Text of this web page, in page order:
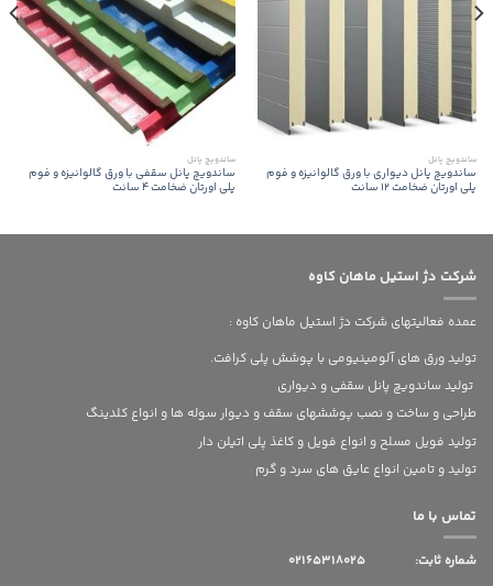
ساندویچ پانل
ساندویچ پانل دیواری با ورق گالوانیزه و فوم
پلی اورتان ضخامت 12 سانت
ساندویچ پانل
ساندویچ پانل سقفی با ورق گالوانیزه و فوم
پلی اورتان ضخامت 4 سانت
شرکت دژ استیل ماهان کاوه
عمده فعالیتهای شرکت دژ استیل ماهان کاوه :
تولید ورق های آلومینیومی با پوشش پلی کرافت.
تولید ساندویچ پانل سقفی و دیواری
طراحی و ساخت و نصب پوششهای سقف و دیوار سوله ها و انواع کلدینگ
تولید فویل مسلح و انواع فویل و کاغذ پلی اتیلن دار
تولید و تامین انواع عایق های سرد و گرم
تماس با ما
شماره ثابت: